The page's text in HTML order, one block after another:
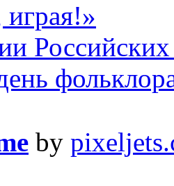
Российских
by